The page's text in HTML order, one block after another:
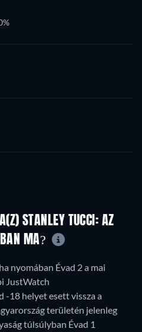
STANLEY TUCCI: AZ
MA?
nyomában Évad 2 a mai
JustWatch
-18 helyet esett vissza a
területén jelenleg
túlsúlyban Évad 1